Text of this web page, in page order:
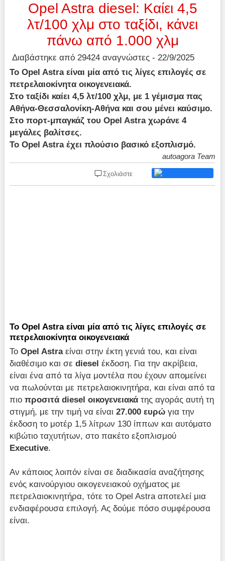
Opel Astra diesel: Καίει 4,5
λτ/100 χλμ στο ταξίδι, κάνει
πάνω από 1.000 χλμ
Διαβάστηκε από 29424 αναγνώστες - 22/9/2025
Το Opel Astra είναι μία από τις λίγες επιλογές σε
πετρελαιοκίνητα οικογενειακά.
Στο ταξίδι καίει 4,5 λτ/100 χλμ, με 1 γέμισμα πας
Αθήνα-Θεσσαλονίκη-Αθήνα και σου μένει καύσιμο.
Στο πορτ-μπαγκάζ του Opel Astra χωράνε 4
μεγάλες βαλίτσες.
Το Opel Astra έχει πλούσιο βασικό εξοπλισμό.
autoagora Team
Σχολιάστε
Το Opel Astra είναι μία από τις λίγες επιλογές σε
πετρελαιοκίνητα οικογενειακά
ΤοOpel Astraείναι στην έκτη γενιά του, και είναι
διαθέσιμο και σεdiesel έκδοση. Για την ακρίβεια,
είναι ένα από τα λίγα μοντέλα που έχουν απομείνει
να πωλούνται με πετρελαιοκινητήρα, και είναι από τα
πιοπροσιτάdiesel οικογενειακά της αγοράς αυτή τη
στιγμή, με την τιμή να είναι27.000 ευρώ για την
έκδοση το μοτέρ 1,5 λίτρων 130 ίππων και αυτόματο
κιβώτιο ταχυτήτων, στο πακέτο εξοπλισμού
Executive.
Αν κάποιος λοιπόν είναι σε διαδικασία αναζήτησης
ενός καινούργιου οικογενειακού οχήματος με
πετρελαιοκινητήρα, τότε το Opel Astra αποτελεί μια
ενδιαφέρουσα επιλογή. Ας δούμε πόσο συμφέρουσα
είναι.